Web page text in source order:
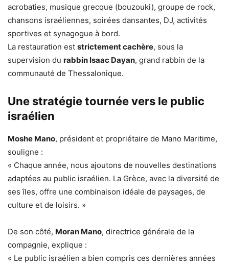
acrobaties, musique grecque (bouzouki), groupe de rock,
chansons israéliennes, soirées dansantes, DJ, activités
sportives et synagogue à bord.
La restauration est strictement cachère, sous la
supervision du rabbin Isaac Dayan, grand rabbin de la
communauté de Thessalonique.
Une stratégie tournée vers le public
israélien
Moshe Mano, président et propriétaire de Mano Maritime,
souligne :
« Chaque année, nous ajoutons de nouvelles destinations
adaptées au public israélien. La Grèce, avec la diversité de
ses îles, offre une combinaison idéale de paysages, de
culture et de loisirs. »
De son côté, Moran Mano, directrice générale de la
compagnie, explique :
« Le public israélien a bien compris ces dernières années